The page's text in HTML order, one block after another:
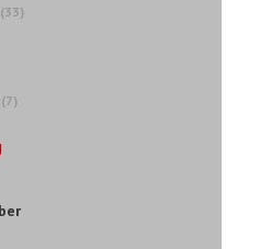
(33)
(7)